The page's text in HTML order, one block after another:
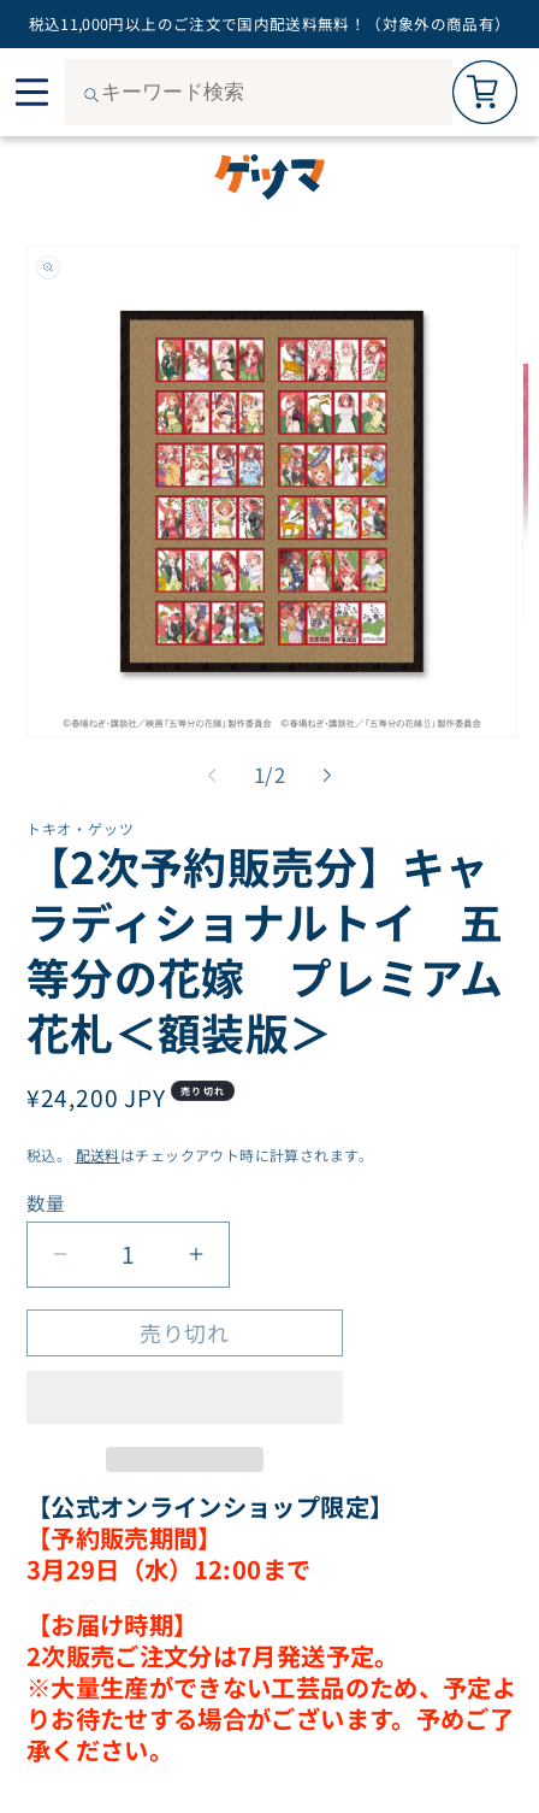
コン
テン
税込11,000円以上のご注文で国内配送料無料！（対象外の商品有）
0
カートを見る
にス
キッ
で
ア
(1)
を
開
く
1/の
2
トキオ・ゲッツ
【2次予約販売分】キャ
ラディショナルトイ 五
等分の花嫁 プレミアム
花札＜額装版＞
通
価
格
¥24,200 JPY 売り切れ
税込。 配送料はチェックアウト時に計算されます。
数
数量
次
分】
キ
ャ
ラ
デ
ィ
シ
ョ
ナ
【2
次
予
売
分】
キ
ャ
ラ
ィ
シ
ョ
売り切れ
【公式オンラインショップ限定】
【予約販売期間】
3月29日（水）12:00まで
【お届け時期】
2次販売ご注文分は7月発送予定。
※大量生産ができない工芸品のため、予定よ
りお待たせする場合がございます。予めご了
承ください。